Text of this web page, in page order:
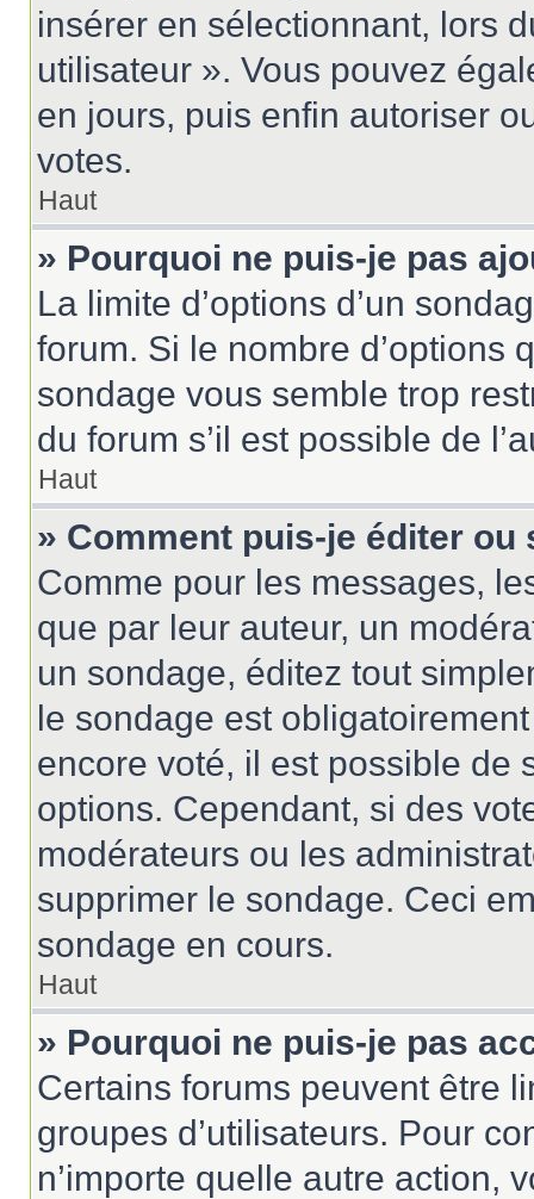
insérer en sélectionnant, lors
utilisateur ». Vous pouvez
en jours, puis enfin autoriser
votes.
Haut
» Pourquoi ne puis-je pas
La limite d’options d’un
forum. Si le nombre d’options
sondage vous semble trop
du forum s’il est possible de
Haut
» Comment puis-je éditer
Comme pour les messages,
que par leur auteur, un
un sondage, éditez tout
le sondage est
encore voté, il est possible de
options. Cependant, si des
modérateurs ou les
supprimer le sondage. Ceci
sondage en cours.
Haut
» Pourquoi ne puis-je pas
Certains forums peuvent être
groupes d’utilisateurs. Pour
n’importe quelle autre action,